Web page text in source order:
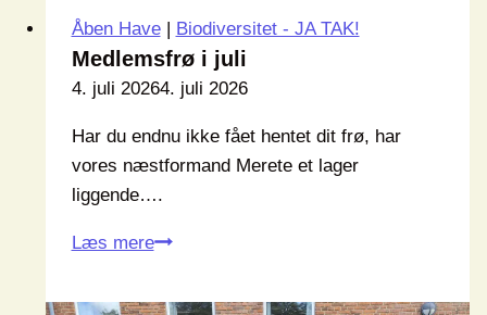
Åben Have| Biodiversitet - JA TAK!
Medlemsfrø i juli
4. juli 20264. juli 2026
Har du endnu ikke fået hentet dit frø, har
vores næstformand Merete et lager
liggende….
Læs mereMedlemsfrø
juli